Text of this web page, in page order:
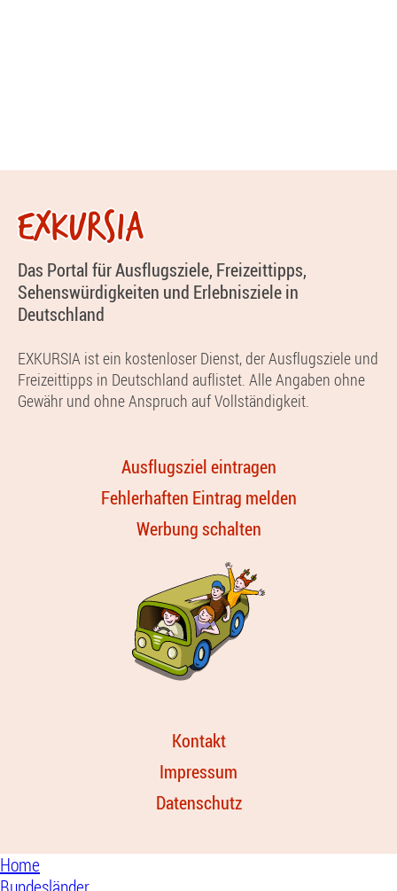
EXKURSIA
Das Portal für Ausflugsziele, Freizeittipps,
Sehenswürdigkeiten und Erlebnisziele in
Deutschland
EXKURSIA ist ein kostenloser Dienst, der Ausflugsziele und
Freizeittipps in Deutschland auflistet. Alle Angaben ohne
Gewähr und ohne Anspruch auf Vollständigkeit.
Ausflugsziel eintragen
Fehlerhaften Eintrag melden
Werbung schalten
Kontakt
Impressum
Datenschutz
Home